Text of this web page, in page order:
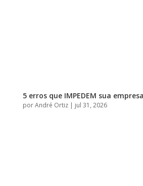
5 erros que IMPEDEM sua
porAndré Ortiz| jul 31, 2026